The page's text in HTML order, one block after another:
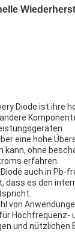
Diode ist ihre
eine hohe
ohne
erfahren.
auch in
es den
von
und nützlichen